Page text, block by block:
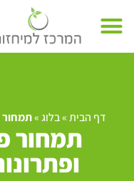
דף הבית»בלוג»תמחור
תמחור